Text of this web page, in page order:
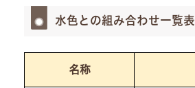
水色との組み合わせ一覧表
名称